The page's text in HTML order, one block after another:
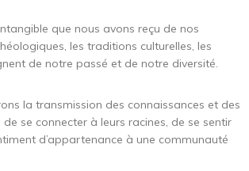
que nous avons reçu de nos
les traditions culturelles, les
de notre passé et de notre diversité.
la transmission des connaissances et des
se connecter à leurs racines, de se sentir
d’appartenance à une communauté